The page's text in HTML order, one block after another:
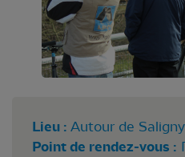
Lieu : Autour de
Point de rendez-vous :